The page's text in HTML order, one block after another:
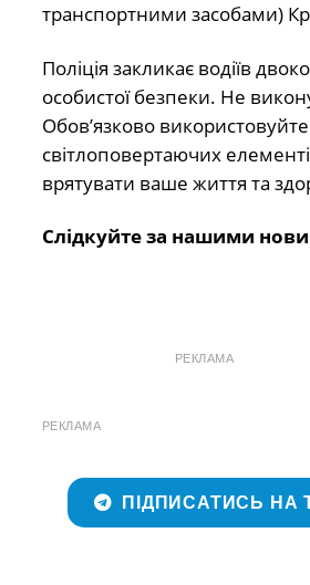
транспортними засобами)
Поліція закликає водіїв
особистої безпеки. Не
Обов’язково
світлоповертаючих
врятувати ваше життя та
Слідкуйте за нашими
РЕКЛАМА
РЕКЛАМА
ПІДПИСАТИСЬ НА